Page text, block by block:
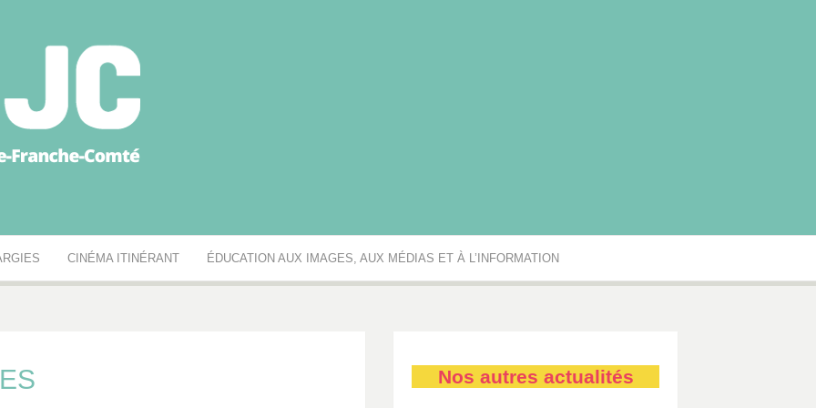
des MJC Bourgogne-Franche-Comté
CINÉMA ITINÉRANT ÉDUCATION AUX IMAGES, AUX MÉDIAS ET À L’INFORMATION
Nos autres actualités